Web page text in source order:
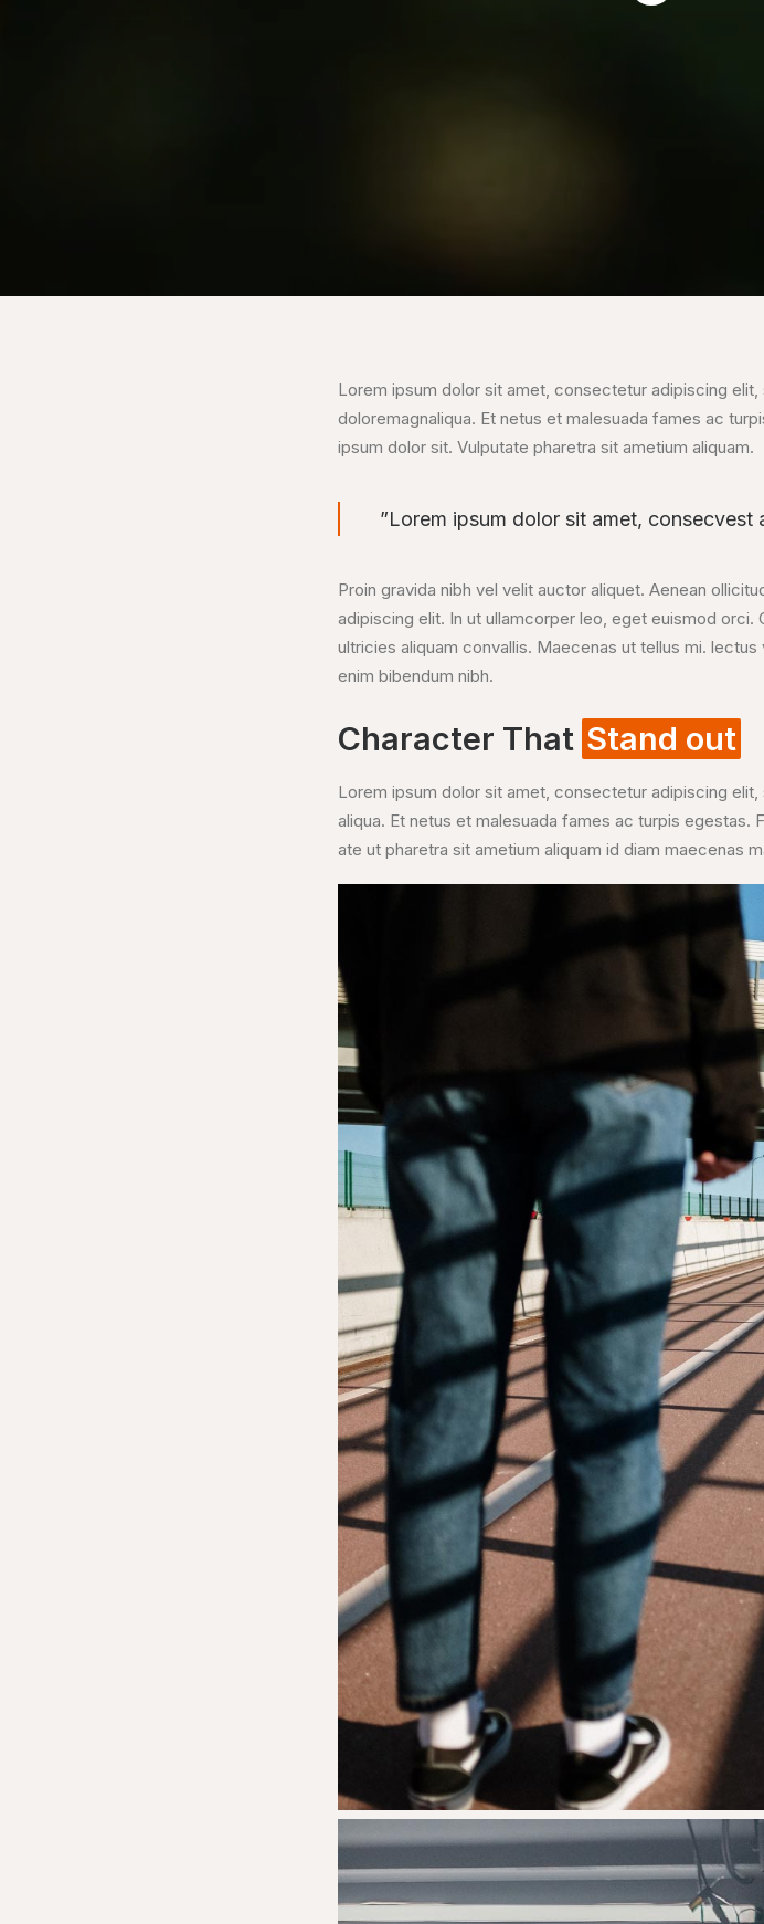
Lorem ipsum dolor sit amet, consectetur adipiscing
doloremagnaliqua. Et netus et malesuada fames ac
ipsum dolor sit. Vulputate pharetra sit ametium aliquam.
”Lorem ipsum dolor sit amet, consecvest
Proin gravida nibh vel velit auctor aliquet. Aenean
adipiscing elit. In ut ullamcorper leo, eget euismod
ultricies aliquam convallis. Maecenas ut tellus mi.
enim bibendum nibh.
Character That Stand out
Lorem ipsum dolor sit amet, consectetur adipiscing
aliqua. Et netus et malesuada fames ac turpis egestas.
ate ut pharetra sit ametium aliquam id diam maecenas